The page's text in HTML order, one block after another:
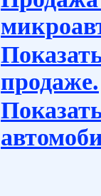
продаже.